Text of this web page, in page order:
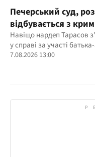
Печерський суд,
відбувається з
за участі
Навіщо нардеп Тарасов
у справі за участі
7.08.2026 13:00